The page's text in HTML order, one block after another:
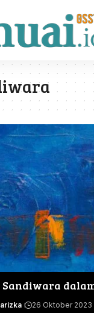
Sandiwara
26 Oktober 2023